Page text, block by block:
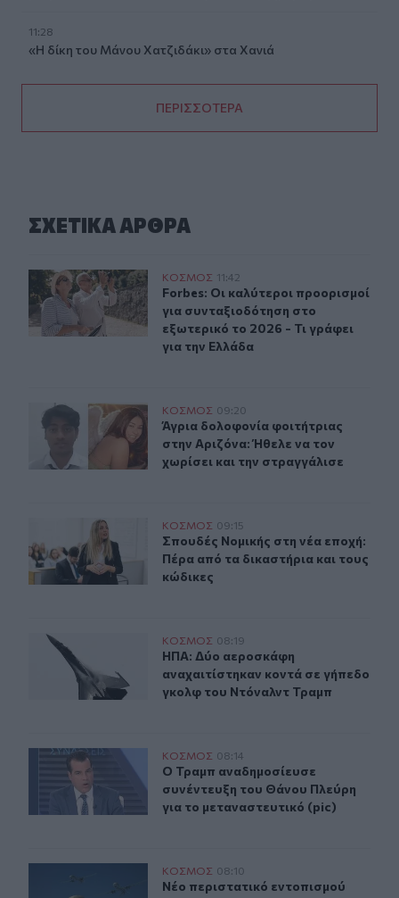
11:28
«Η δίκη του Μάνου Χατζιδάκι» στα Χανιά
ΠΕΡΙΣΣΟΤΕΡΑ
ΣΧΕΤΙΚA AΡΘΡΑ
Forbes: Οι καλύτεροι προορισμοί για
ΚΟΣΜΟΣ 11:42
Forbes: Οι καλύτεροι προορισμοί
Forbes: Οι καλύτεροι προορισμοί
για συνταξιοδότηση στο
εξωτερικό το 2026 - Τι γράφει
για την Ελλάδα
Άγρια δολοφονία φοιτήτριας στην Αριζόνα: Ήθελε να
ΚΟΣΜΟΣ 09:20
Άγρια δολοφονία φοιτήτριας στην
Άγρια δολοφονία φοιτήτριας
στην Αριζόνα: Ήθελε να τον
χωρίσει και την στραγγάλισε
Σπουδές Νομικής στη νέα εποχή: Πέρα από τα
ΚΟΣΜΟΣ 09:15
Σπουδές Νομικής στη νέα εποχή:
Σπουδές Νομικής στη νέα εποχή:
Πέρα από τα δικαστήρια και τους
κώδικες
ΗΠΑ: Δύο αεροσκάφη αναχαιτίστηκαν κοντά σε
ΚΟΣΜΟΣ 08:19
ΗΠΑ: Δύο αεροσκάφη
ΗΠΑ: Δύο αεροσκάφη
αναχαιτίστηκαν κοντά σε γήπεδο
γκολφ του Ντόναλντ Τραμπ
Ο Τραμπ αναδημοσίευσε συνέντευξη του Θάνου
ΚΟΣΜΟΣ 08:14
Ο Τραμπ αναδημοσίευσε
Ο Τραμπ αναδημοσίευσε
συνέντευξη του Θάνου Πλεύρη
για το μεταναστευτικό (pic)
Νέο περιστατικό εντοπισμού drones πάνω από
ΚΟΣΜΟΣ 08:10
Νέο περιστατικό εντοπισμού
Νέο περιστατικό εντοπισμού